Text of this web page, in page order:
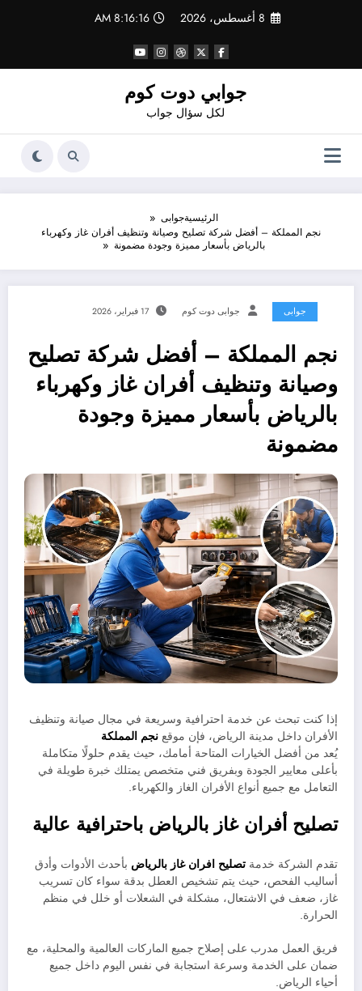
8 أغسطس، 2026 8:16:16 AM
جوابي دوت كوم
لكل سؤال جواب
الرئيسيةجوابى
نجم المملكة – أفضل شركة تصليح وصيانة وتنظيف أفران غاز وكهرباء
بالرياض بأسعار مميزة وجودة مضمونة
جوابى جوابى دوت كوم 17 فبراير، 2026
نجم المملكة – أفضل شركة تصليح
وصيانة وتنظيف أفران غاز وكهرباء
بالرياض بأسعار مميزة وجودة
مضمونة
إذا كنت تبحث عن خدمة احترافية وسريعة في مجال صيانة وتنظيف
الأفران داخل مدينة الرياض، فإن موقع نجم المملكة
يُعد من أفضل الخيارات المتاحة أمامك، حيث يقدم حلولًا متكاملة
بأعلى معايير الجودة وبفريق فني متخصص يمتلك خبرة طويلة في
التعامل مع جميع أنواع الأفران الغاز والكهرباء.
تصليح أفران غاز بالرياض باحترافية عالية
تقدم الشركة خدمة تصليح افران غاز بالرياض بأحدث الأدوات وأدق
أساليب الفحص، حيث يتم تشخيص العطل بدقة سواء كان تسريب
غاز، ضعف في الاشتعال، مشكلة في الشعلات أو خلل في منظم
الحرارة.
فريق العمل مدرب على إصلاح جميع الماركات العالمية والمحلية، مع
ضمان على الخدمة وسرعة استجابة في نفس اليوم داخل جميع
أحياء الرياض.